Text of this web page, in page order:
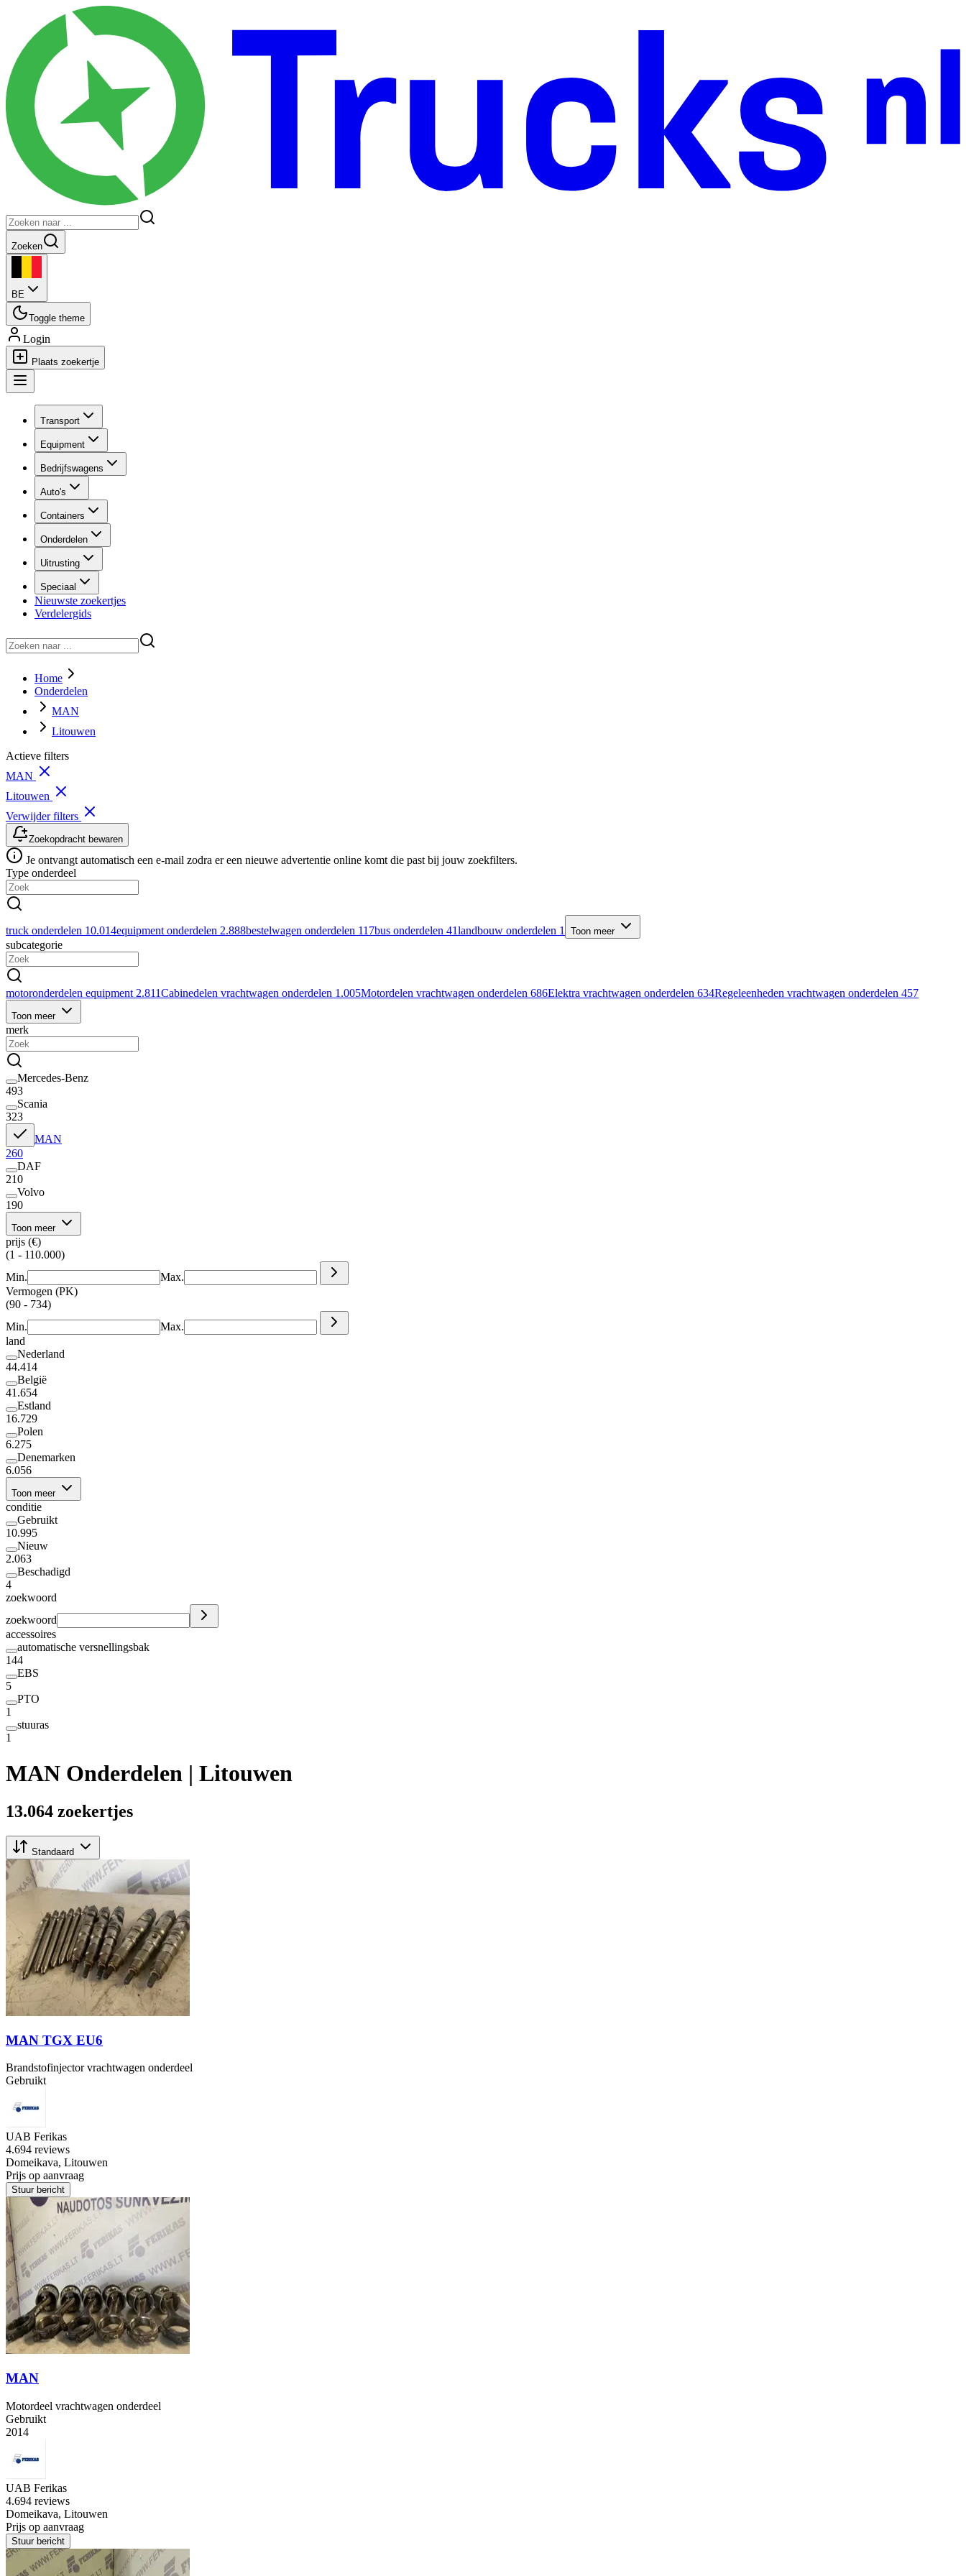
Zoeken
BE
Toggle theme
Login
Plaats zoekertje
Transport
Equipment
Bedrijfswagens
Auto's
Containers
Onderdelen
Uitrusting
Speciaal
Nieuwste zoekertjes
Verdelergids
Home
Onderdelen
MAN
Litouwen
Actieve filters
MAN
Litouwen
Verwijder filters
Zoekopdracht bewaren
Je ontvangt automatisch een e-mail zodra er een nieuwe advertentie online komt die past bij jouw zoekfilters.
Type onderdeel
truck onderdelen 10.014equipment onderdelen 2.888bestelwagen onderdelen 117bus onderdelen 41landbouw onderdelen 1 Toon meer
subcategorie
motoronderdelen equipment 2.811Cabinedelen vrachtwagen onderdelen 1.005Motordelen vrachtwagen onderdelen 686Elektra vrachtwagen onderdelen 634Regeleenheden vrachtwagen onderdelen 457
Toon meer
merk
Mercedes-Benz
493
Scania
323
MAN
260
DAF
210
Volvo
190
Toon meer
prijs (€)
(1 - 110.000)
Min.
Max.
Vermogen (PK)
(90 - 734)
Min.
Max.
land
Nederland
44.414
België
41.654
Estland
16.729
Polen
6.275
Denemarken
6.056
Toon meer
conditie
Gebruikt
10.995
Nieuw
2.063
Beschadigd
4
zoekwoord
zoekwoord
accessoires
automatische versnellingsbak
144
EBS
5
PTO
1
stuuras
1
MAN Onderdelen | Litouwen
13.064 zoekertjes
Standaard
MAN TGX EU6
Brandstofinjector vrachtwagen onderdeel
Gebruikt
UAB Ferikas
4.694 reviews
Domeikava, Litouwen
Prijs op aanvraag
Stuur bericht
MAN
Motordeel vrachtwagen onderdeel
Gebruikt
2014
UAB Ferikas
4.694 reviews
Domeikava, Litouwen
Prijs op aanvraag
Stuur bericht